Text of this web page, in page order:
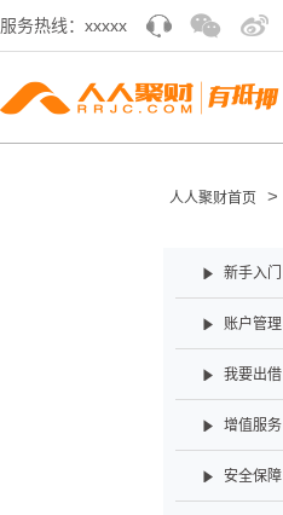
服务热线：xxxxx
人人聚财首页 >
新手入门
账户管理
我要出借
增值服务
安全保障